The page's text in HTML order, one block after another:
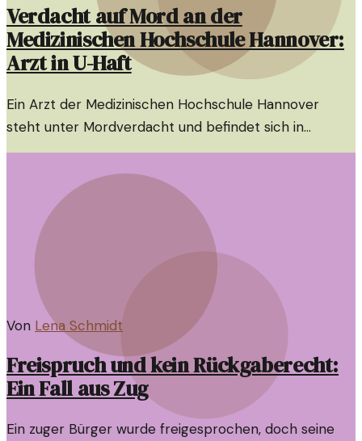
Verdacht auf Mord an der
Medizinischen Hochschule Hannover:
Arzt in U-Haft
Ein Arzt der Medizinischen Hochschule Hannover
steht unter Mordverdacht und befindet sich in
Untersuchungshaft. Die Umstände sind mehr als
bedenklich und werfen Fragen auf.
Von Lena Schmidt
Freispruch und kein Rückgaberecht:
Ein Fall aus Zug
Ein zuger Bürger wurde freigesprochen, doch seine